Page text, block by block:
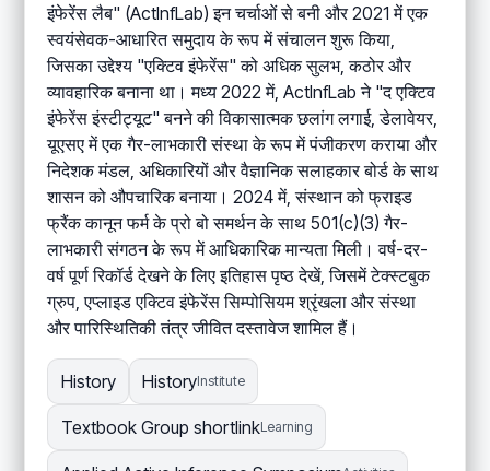
इंफेरेंस लैब" (ActInfLab) इन चर्चाओं से बनी और 2021 में एक
स्वयंसेवक-आधारित समुदाय के रूप में संचालन शुरू किया,
जिसका उद्देश्य "एक्टिव इंफेरेंस" को अधिक सुलभ, कठोर और
व्यावहारिक बनाना था। मध्य 2022 में, ActInfLab ने "द एक्टिव
इंफेरेंस इंस्टीट्यूट" बनने की विकासात्मक छलांग लगाई, डेलावेयर,
यूएसए में एक गैर-लाभकारी संस्था के रूप में पंजीकरण कराया और
निदेशक मंडल, अधिकारियों और वैज्ञानिक सलाहकार बोर्ड के साथ
शासन को औपचारिक बनाया। 2024 में, संस्थान को फ्राइड
फ्रैंक कानून फर्म के प्रो बो समर्थन के साथ 501(c)(3) गैर-
लाभकारी संगठन के रूप में आधिकारिक मान्यता मिली। वर्ष-दर-
वर्ष पूर्ण रिकॉर्ड देखने के लिए इतिहास पृष्ठ देखें, जिसमें टेक्स्टबुक
ग्रुप, एप्लाइड एक्टिव इंफेरेंस सिम्पोसियम श्रृंखला और संस्था
और पारिस्थितिकी तंत्र जीवित दस्तावेज शामिल हैं।
History HistoryInstitute
Textbook Group shortlinkLearning